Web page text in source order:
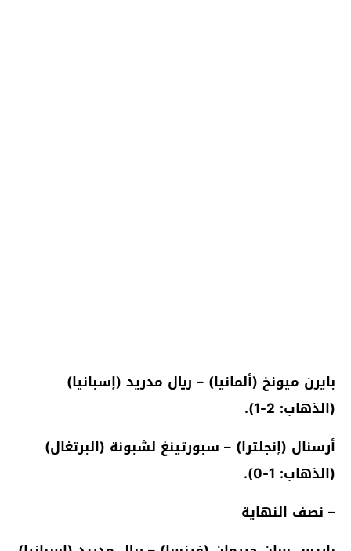
بايرن ميونخ (ألمانيا) – ريال مدريد (إسبانيا)
(الذهاب: 2-1).
أرسنال (إنجلترا) – سبورتينغ لشبونة (البرتغال)
(الذهاب: 1-0).
– نصف النهاية